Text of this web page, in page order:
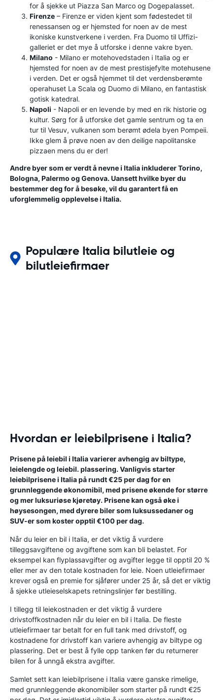
for å sjekke ut Piazza San Marco og Dogepalasset.
Firenze – Firenze er viden kjent som fødestedet til
renessansen og er hjemsted for noen av de mest
ikoniske kunstverkene i verden. Fra Duomo til Uffizi-
galleriet er det mye å utforske i denne vakre byen.
Milano - Milano er motehovedstaden i Italia og er
hjemsted for noen av de mest prestisjefylte motehusene
i verden. Det er også hjemmet til det verdensberømte
operahuset La Scala og Duomo di Milano, en fantastisk
gotisk katedral.
Napoli - Napoli er en levende by med en rik historie og
kultur. Sørg for å utforske det gamle sentrum og ta en
tur til Vesuv, vulkanen som berømt ødela byen Pompeii.
Ikke glem å prøve noen av den deilige napolitanske
pizzaen mens du er der!
Andre byer som er verdt å nevne i Italia inkluderer Torino,
Bologna, Palermo og Genova. Uansett hvilke byer du
bestemmer deg for å besøke, vil du garantert få en
uforglemmelig opplevelse i Italia.
Populære Italia bilutleie og
bilutleiefirmaer
Hvordan er leiebilprisene i Italia?
Prisene på leiebil i Italia varierer avhengig av biltype,
leielengde og leiebil. plassering. Vanligvis starter
leiebilprisene i Italia på rundt €25 per dag for en
grunnleggende økonomibil, med prisene økende for større
og mer luksuriøse kjøretøy. Prisene kan også øke i
høysesongen, med dyrere biler som luksussedaner og
SUV-er som koster opptil €100 per dag.
Når du leier en bil i Italia, er det viktig å vurdere
tilleggsavgiftene og avgiftene som kan bli belastet. For
eksempel kan flyplassavgifter og avgifter legge til opptil 20 %
eller mer av den totale kostnaden for leie. Noen utleiefirmaer
krever også en premie for sjåfører under 25 år, så det er viktig
å sjekke utleieselskapets retningslinjer før bestilling.
I tillegg til leiekostnaden er det viktig å vurdere
drivstoffkostnaden når du leier en bil i Italia. De fleste
utleiefirmaer tar betalt for en full tank med drivstoff, og
kostnadene for drivstoff kan variere avhengig av biltype og
plassering. Det er best å fylle opp tanken før du returnerer
bilen for å unngå ekstra avgifter.
Samlet sett kan leiebilprisene i Italia være ganske rimelige,
med grunnleggende økonomibiler som starter på rundt €25